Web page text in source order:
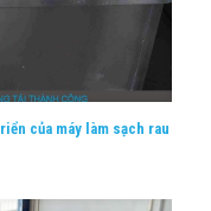
của máy làm sạch rau